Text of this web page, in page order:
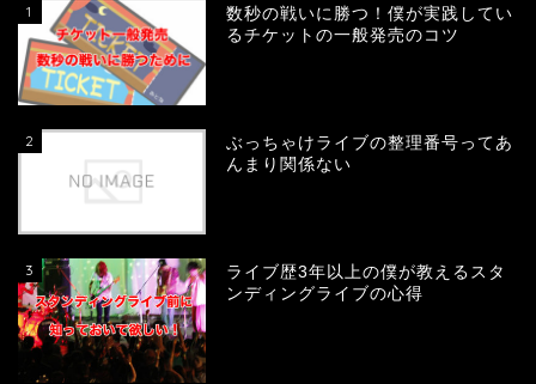
1
数秒の戦いに勝つ！僕が実践してい
るチケットの一般発売のコツ
2
ぶっちゃけライブの整理番号ってあ
んまり関係ない
3
ライブ歴3年以上の僕が教えるスタ
ンディングライブの心得